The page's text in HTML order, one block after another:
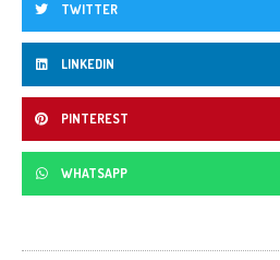
TWITTER
LINKEDIN
PINTEREST
WHATSAPP